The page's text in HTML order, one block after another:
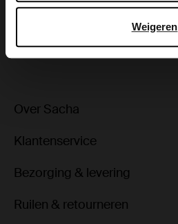
Weigeren
Over Sacha
Klantenservice
Bezorging & levering
Ruilen & retourneren